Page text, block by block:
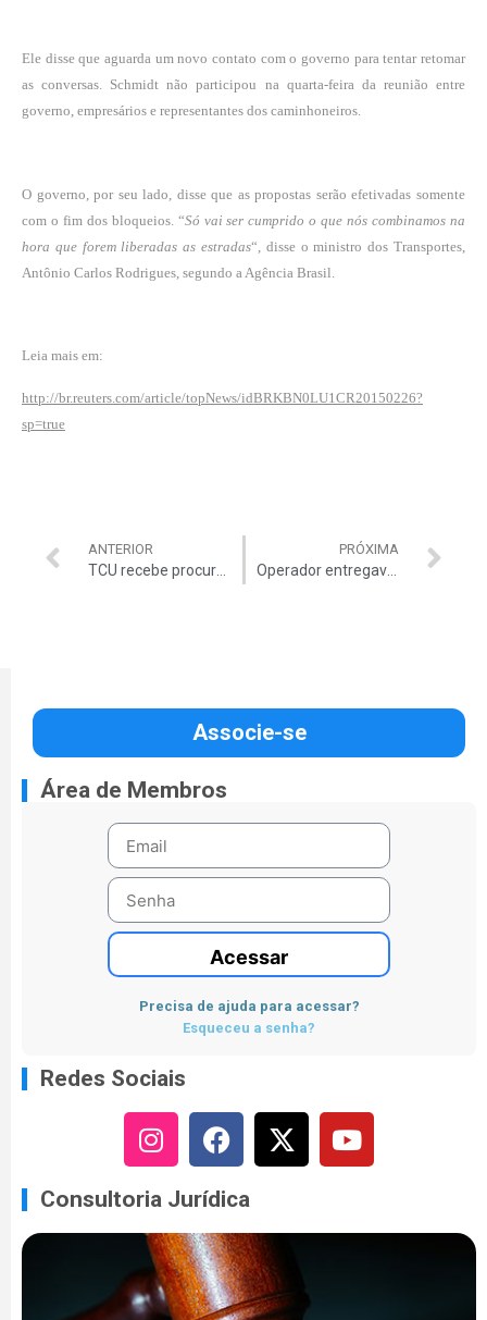
Ele disse que aguarda um novo contato com o governo para tentar retomar
as conversas. Schmidt não participou na quarta-feira da reunião entre
governo, empresários e representantes dos caminhoneiros.
O governo, por seu lado, disse que as propostas serão efetivadas somente
com o fim dos bloqueios. “Só vai ser cumprido o que nós combinamos na
hora que forem liberadas as estradas“, disse o ministro dos Transportes,
Antônio Carlos Rodrigues, segundo a Agência Brasil.
Leia mais em:
http://br.reuters.com/article/topNews/idBRKBN0LU1CR20150226?
sp=true
ANTERIOR PRÓXIMA
Operador entregava ‘dinheiro vivo’ a Duque
Associe-se
Área de Membros
Acessar
Precisa de ajuda para acessar?
Esqueceu a senha?
Redes Sociais
Consultoria Jurídica